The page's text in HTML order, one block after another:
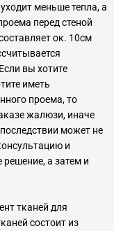
меньше тепла, а
перед стеной
ок. 10см
вы хотите
иметь
проема, то
жалюзи, иначе
может не
и
а затем и
тканей для
состоит из